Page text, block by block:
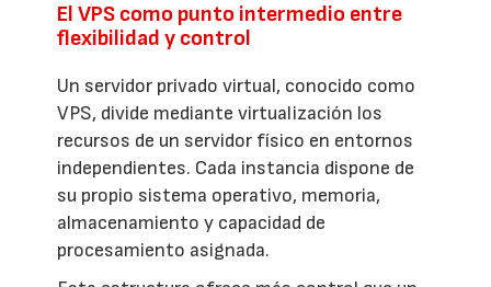
El VPS como punto intermedio entre
flexibilidad y control
Un servidor privado virtual, conocido como
VPS, divide mediante virtualización los
recursos de un servidor físico en entornos
independientes. Cada instancia dispone de
su propio sistema operativo, memoria,
almacenamiento y capacidad de
procesamiento asignada.